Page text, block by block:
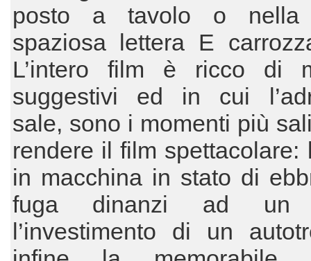
posto a tavolo o nella
spaziosa lettera E
L’intero film è ricco di
suggestivi ed in cui
sale, sono i momenti più
rendere il film spettacolare:
in macchina in stato di
fuga dinanzi ad un
l’investimento di un